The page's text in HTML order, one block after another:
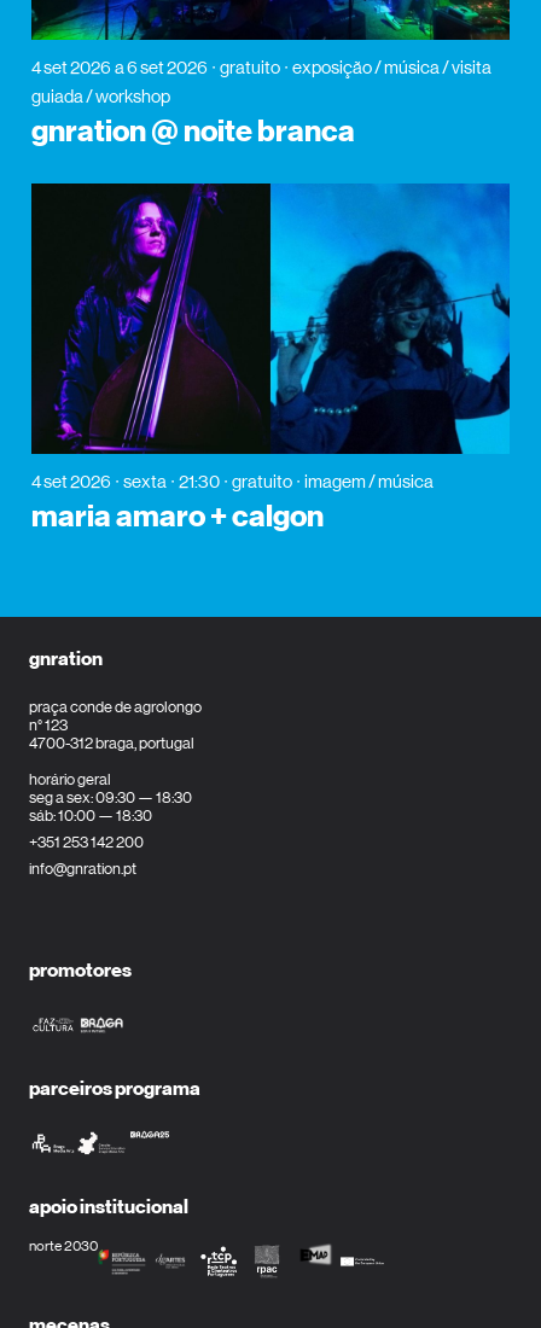
4 set 2026 a 6 set 2026 gratuito
exposição / música / visita
guiada / workshop
gnration @ noite branca
4 set 2026 sexta 21:30 gratuito imagem / música
maria amaro + calgon
gnration
praça conde de agrolongo
n° 123
4700-312 braga, portugal
horário geral
seg a sex: 09:30 — 18:30
sáb: 10:00 — 18:30
+351 253 142 200
info@gnration.pt
promotores
parceiros programa
apoio institucional
norte 2030